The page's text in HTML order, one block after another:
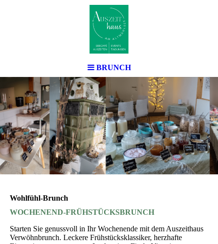
BRUNCH
Wohlfühl-Brunch
WOCHENEND-FRÜHSTÜCKSBRUNCH
Starten Sie genussvoll in Ihr Wochenende mit dem Auszeithaus
Verwöhnbrunch. Leckere Frühstücksklassiker, herzhafte